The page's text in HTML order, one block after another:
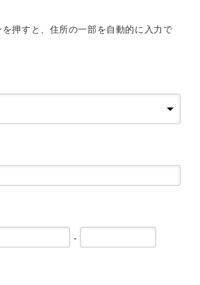
を押すと、住所の一部を自動的に入力で
-